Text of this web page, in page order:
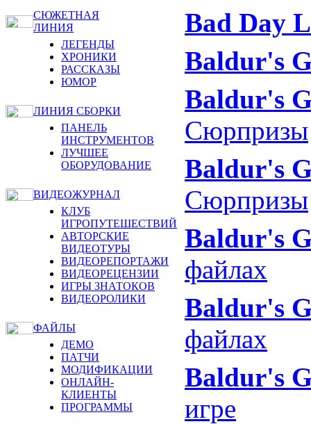
СЮЖЕТНАЯ
ЛИНИЯ
ЛЕГЕНДЫ
ХРОНИКИ
РАССКАЗЫ
ЮМОР
ЛИНИЯ СБОРКИ
ПАНЕЛЬ
ИНСТРУМЕНТОВ
ЛУЧШЕЕ
ОБОРУДОВАНИЕ
ВИДЕОЖУРНАЛ
КЛУБ
ИГРОПУТЕШЕСТВИЙ
АВТОРСКИЕ
ВИДЕОТУРЫ
ВИДЕОРЕПОРТАЖИ
ВИДЕОРЕЦЕНЗИИ
ИГРЫ ЗНАТОКОВ
ВИДЕОРОЛИКИ
ФАЙЛЫ
ДЕМО
ПАТЧИ
МОДИФИКАЦИИ
ОНЛАЙН-
КЛИЕНТЫ
ПРОГРАММЫ
Bad Day
Baldur's
Baldur's
Сюрпризы
Baldur's
Сюрпризы
Baldur's
файлах
Baldur's
файлах
Baldur's
игре